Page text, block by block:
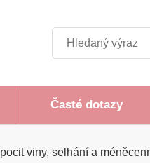
Hledat
Časté dotazy
viny, selhání a